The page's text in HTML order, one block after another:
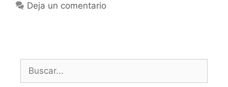
Deja un comentario